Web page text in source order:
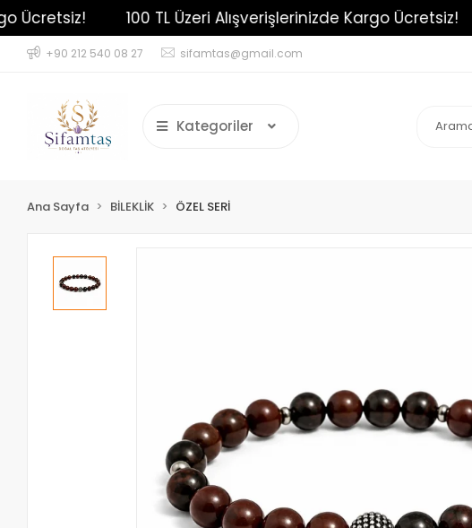
100 TL Üzeri Alışverişlerinizde Kargo Ücretsiz!
+90 212 540 08 27 sifamtas@gmail.com
Kategoriler
Ana Sayfa BİLEKLİK ÖZEL SERİ